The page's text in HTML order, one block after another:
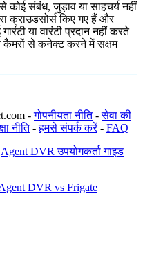
कोई संबंध, जुड़ाव या साहचर्य नहीं
क्राउडसोर्स किए गए हैं और
या वारंटी प्रदान नहीं करते
से कनेक्ट करने में सक्षम
-गोपनीयता नीति-सेवा की
नीति-हमसे संपर्क करें- FAQ
Agent DVR उपयोगकर्ता गाइड
DVR vs Frigate